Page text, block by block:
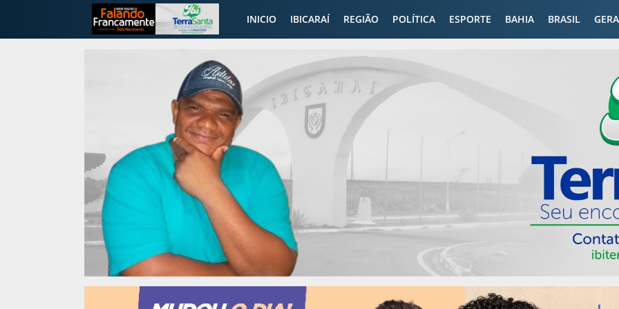
INICIO IBICARAÍ REGIÃO POLÍTICA ESPORTE BAHIA BRASIL